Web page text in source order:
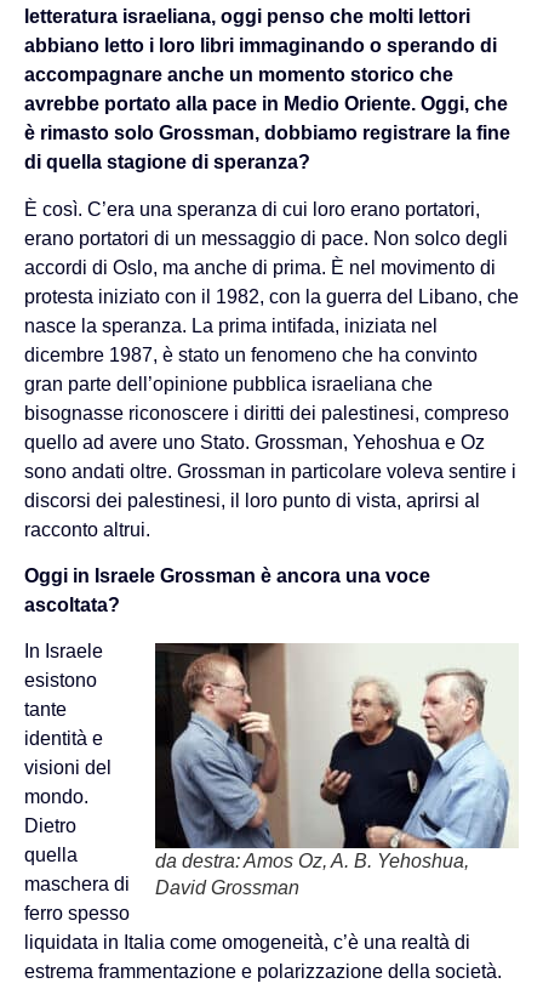
letteratura israeliana, oggi penso che molti lettori
abbiano letto i loro libri immaginando o sperando di
accompagnare anche un momento storico che
avrebbe portato alla pace in Medio Oriente. Oggi, che
è rimasto solo Grossman, dobbiamo registrare la fine
di quella stagione di speranza?
È così. C’era una speranza di cui loro erano portatori,
erano portatori di un messaggio di pace. Non solco degli
accordi di Oslo, ma anche di prima. È nel movimento di
protesta iniziato con il 1982, con la guerra del Libano, che
nasce la speranza. La prima intifada, iniziata nel
dicembre 1987, è stato un fenomeno che ha convinto
gran parte dell’opinione pubblica israeliana che
bisognasse riconoscere i diritti dei palestinesi, compreso
quello ad avere uno Stato. Grossman, Yehoshua e Oz
sono andati oltre. Grossman in particolare voleva sentire i
discorsi dei palestinesi, il loro punto di vista, aprirsi al
racconto altrui.
Oggi in Israele Grossman è ancora una voce
ascoltata?
da destra: Amos Oz, A. B. Yehoshua,
David Grossman
In Israele
esistono
tante
identità e
visioni del
mondo.
Dietro
quella
maschera di
ferro spesso
liquidata in Italia come omogeneità, c’è una realtà di
estrema frammentazione e polarizzazione della società.